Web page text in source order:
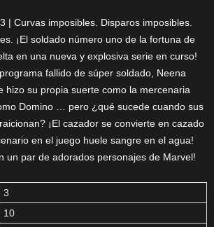
| Curvas imposibles. Disparos imposibles.
¡El soldado número uno de la fortuna de
en una nueva y explosiva serie en curso!
fallido de súper soldado, Neena
hizo su propia suerte como la mercenaria
Domino … pero ¿qué sucede cuando sus
¡El cazador se convierte en cazado
en el juego huele sangre en el agua!
un par de adorados personajes de Marvel!
3
10